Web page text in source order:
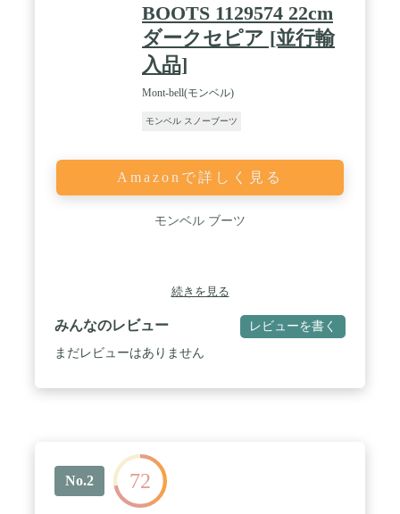
BOOTS 1129574 22cm
ダークセピア [並行輸
入品]
Mont-bell(モンベル)
モンベル スノーブーツ
Amazonで詳しく見る
モンベル ブーツ
続きを見る
みんなのレビュー レビューを書く
まだレビューはありません
No.2 72